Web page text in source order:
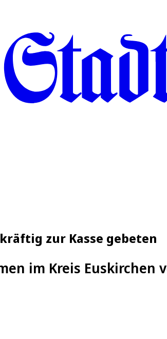
zur Kasse gebeten
im Kreis Euskirchen